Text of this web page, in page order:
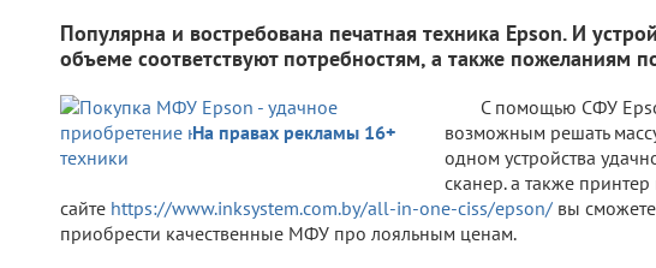
Популярна и востребована печатная техника Epson. И
объеме соответствуют потребностям, а также пожеланиям
На правах рекламы 16+
С помощью СФУ
возможным решать
одном устройства
сканер. а также
сайте https://www.inksystem.com.by/all-in-one-ciss/epson/ вы
приобрести качественные МФУ про лояльным ценам.